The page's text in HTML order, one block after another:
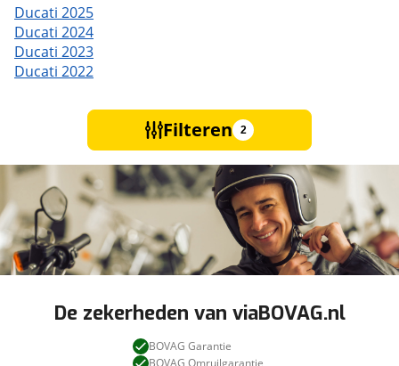
Ducati 2025
Ducati 2024
Ducati 2023
Ducati 2022
Filteren 2
De zekerheden van viaBOVAG.nl
BOVAG Garantie